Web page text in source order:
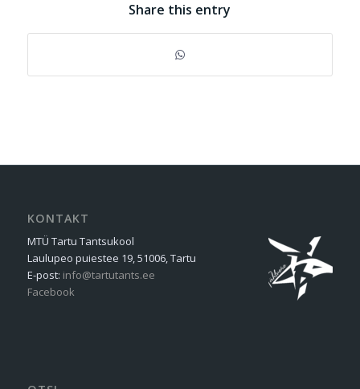
Share this entry
KONTAKT
MTÜ Tartu Tantsukool
Laulupeo puiestee 19, 51006, Tartu
E-post: info@tartutants.ee
Facebook